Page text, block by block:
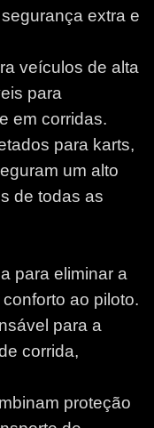
extra e
veículos de alta
para
em corridas.
para karts,
um alto
de todas as
para eliminar a
ao piloto.
para a
corrida,
proteção